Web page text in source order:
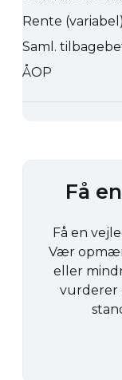
Få
Få en
Vær
eller
vurderer